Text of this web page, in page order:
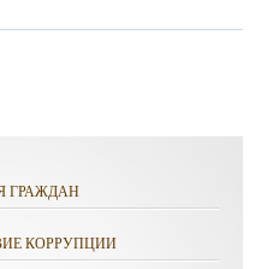
ГРАЖДАН
КОРРУПЦИИ